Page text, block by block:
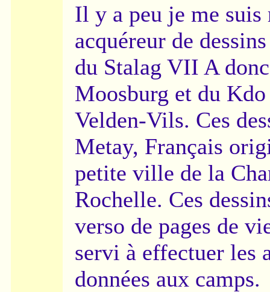
Il y a peu je me suis
acquéreur de
du Stalag VII A
Moosburg et du
Velden-Vils. Ces
Metay, Français
petite ville de la
Rochelle. Ces
verso de pages de
servi à effectuer les
données aux camps.